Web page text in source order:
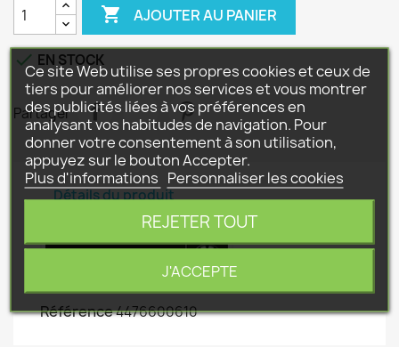
 AJOUTER AU PANIER
 EN STOCK
Partager
Détails du produit
Référence4476600610
Ce site Web utilise ses propres cookies et ceux de
tiers pour améliorer nos services et vous montrer
des publicités liées à vos préférences en
analysant vos habitudes de navigation. Pour
donner votre consentement à son utilisation,
appuyez sur le bouton Accepter.
Plus d'informations Personnaliser les cookies
REJETER TOUT
J'ACCEPTE